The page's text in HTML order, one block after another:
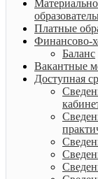
Платные
Финансово-
Баланс
Вакантные
Доступная